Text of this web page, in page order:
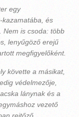
egy
kazamatába, és
Nem is csoda: több
lenyűgöző erejű
megfigyelőként.
követte a másikat,
védelmezője,
lánynak és a
vezető